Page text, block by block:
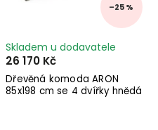
–25 %
Dřevěná komoda ARON
85x198 cm se 4 dvířky hnědá
Skladem u dodavatele
26 170 Kč